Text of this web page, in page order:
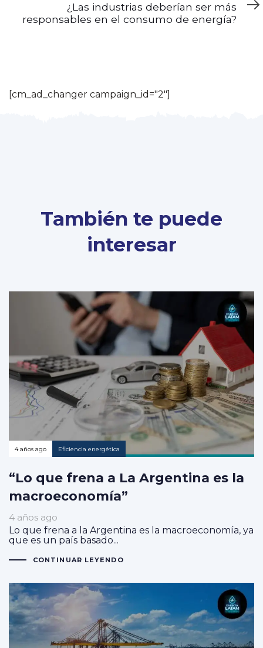
¿Las industrias deberían ser más
responsables en el consumo de energía?
[cm_ad_changer campaign_id="2"]
También te puede
interesar
4 años ago Eficiencia energética
“Lo que frena a La Argentina es la
macroeconomía”
4 años ago
Lo que frena a la Argentina es la macroeconomía, ya
que es un país basado...
CONTINUAR LEYENDO